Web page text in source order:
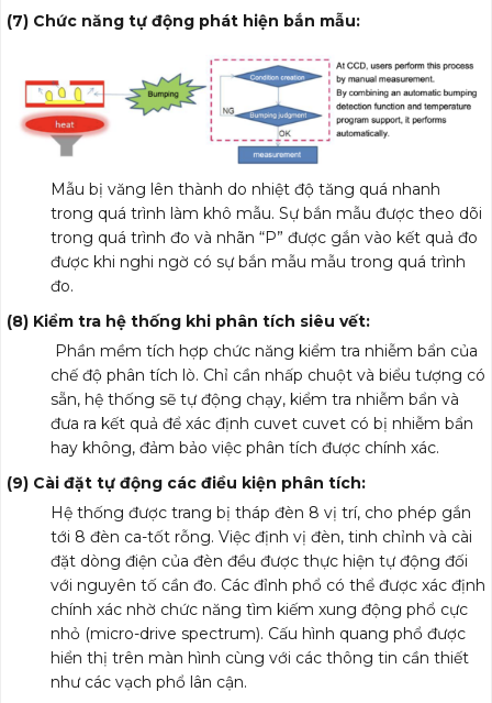
(7) Chức năng tự động phát hiện bắn mẫu:
Mẫu bị văng lên thành do nhiệt độ tăng quá nhanh
trong quá trình làm khô mẫu. Sự bắn mẫu được theo dõi
trong quá trình đo và nhãn “P” được gắn vào kết quả đo
được khi nghi ngờ có sự bắn mẫu mẫu trong quá trình
đo.
(8) Kiểm tra hệ thống khi phân tích siêu vết:
Phần mềm tích hợp chức năng kiểm tra nhiễm bẩn của
chế độ phân tích lò. Chỉ cần nhấp chuột và biểu tượng có
sẵn, hệ thống sẽ tự động chạy, kiểm tra nhiễm bẩn và
đưa ra kết quả để xác định cuvet cuvet có bị nhiễm bẩn
hay không, đảm bảo việc phân tích được chính xác.
(9) Cài đặt tự động các điều kiện phân tích:
Hệ thống được trang bị tháp đèn 8 vị trí, cho phép gắn
tới 8 đèn ca-tốt rỗng. Việc định vị đèn, tinh chỉnh và cài
đặt dòng điện của đèn đều được thực hiện tự động đối
với nguyên tố cần đo. Các đỉnh phổ có thể được xác định
chính xác nhờ chức năng tìm kiếm xung động phổ cực
nhỏ (micro-drive spectrum). Cấu hình quang phổ được
hiển thị trên màn hình cùng với các thông tin cần thiết
như các vạch phổ lân cận.